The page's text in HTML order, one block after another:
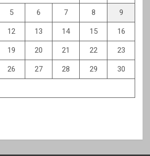
5 6 7 8 9
12 13 14 15 16
19 20 21 22 23
26 27 28 29 30